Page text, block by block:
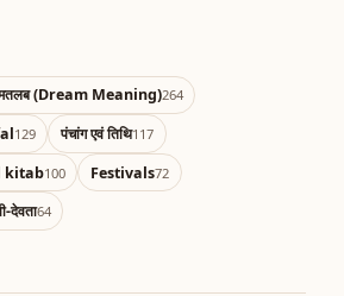
मतलब (Dream Meaning)264
129 पंचांग एवं तिथि117
kitab100 Festivals72
देवता64